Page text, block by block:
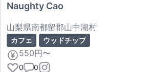
Naughty Cao
山梨県南都留郡山中湖村
カフェ ウッドチップ
550円〜
0 0